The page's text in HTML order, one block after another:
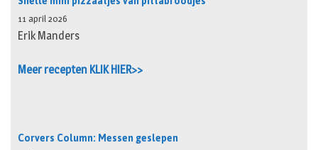
11 april 2026
Erik Manders
Meer recepten KLIK HIER>>
Corvers Column: Messen geslepen